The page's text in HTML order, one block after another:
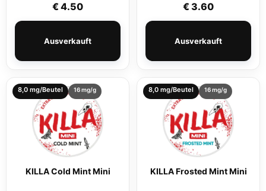
€ 4.50
Ausverkauft
€ 3.60
Ausverkauft
8,0 mg/Beutel 16 mg/g
KILLA Cold Mint Mini
8,0 mg/Beutel 16 mg/g
KILLA Frosted Mint Mini